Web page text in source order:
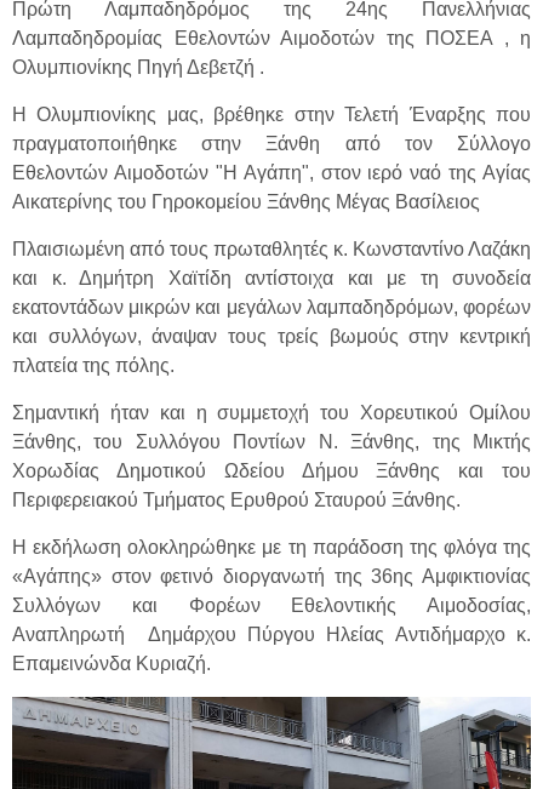
Πρώτη Λαμπαδηδρόμος της 24ης Πανελλήνιας
Λαμπαδηδρομίας Εθελοντών Αιμοδοτών της ΠΟΣΕΑ , η
Ολυμπιονίκης Πηγή Δεβετζή .
Η Ολυμπιονίκης μας, βρέθηκε στην Τελετή Έναρξης που
πραγματοποιήθηκε στην Ξάνθη από τον Σύλλογο
Εθελοντών Αιμοδοτών "Η Αγάπη", στον ιερό ναό της Αγίας
Αικατερίνης του Γηροκομείου Ξάνθης Μέγας Βασίλειος
Πλαισιωμένη από τους πρωταθλητές κ. Κωνσταντίνο Λαζάκη
και κ. Δημήτρη Χαϊτίδη αντίστοιχα και με τη συνοδεία
εκατοντάδων μικρών και μεγάλων λαμπαδηδρόμων, φορέων
και συλλόγων, άναψαν τους τρείς βωμούς στην κεντρική
πλατεία της πόλης.
Σημαντική ήταν και η συμμετοχή του Χορευτικού Ομίλου
Ξάνθης, του Συλλόγου Ποντίων Ν. Ξάνθης, της Μικτής
Χορωδίας Δημοτικού Ωδείου Δήμου Ξάνθης και του
Περιφερειακού Τμήματος Ερυθρού Σταυρού Ξάνθης.
Η εκδήλωση ολοκληρώθηκε με τη παράδοση της φλόγα της
«Αγάπης» στον φετινό διοργανωτή της 36ης Αμφικτιονίας
Συλλόγων και Φορέων Εθελοντικής Αιμοδοσίας,
Αναπληρωτή Δημάρχου Πύργου Ηλείας Αντιδήμαρχο κ.
Επαμεινώνδα Κυριαζή.